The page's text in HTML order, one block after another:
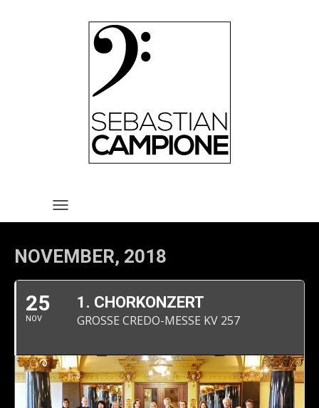
TOGGLE NAVIGATION
IMPRESSUM UND
DATENSCHUTZERKLÄRUNG
NOVEMBER, 2018
25
NOV
1. CHORKONZERT
GROSSE CREDO-MESSE KV 257